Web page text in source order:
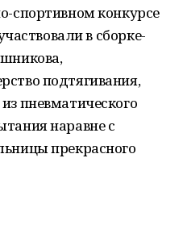
спортивном конкурсе
в сборке-
подтягивания,
пневматического
наравне с
прекрасного